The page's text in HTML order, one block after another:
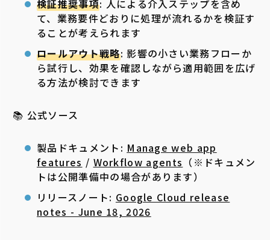
検証推奨事項: 人による介入ステップを含め
て、業務要件どおりに処理が流れるかを検証す
ることが考えられます
ロールアウト戦略: 影響の小さい業務フローか
ら試行し、効果を確認しながら適用範囲を広げ
る方法が検討できます
📚 公式ソース
製品ドキュメント: Manage web app
features / Workflow agents （※ドキュメン
トは公開準備中の場合があります）
リリースノート: Google Cloud release
notes - June 18, 2026